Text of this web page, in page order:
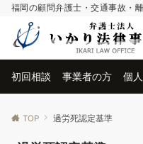
福岡の顧問弁護士・交通事故・
初回相談 事業者の方 個
TOP 過労死認定基準